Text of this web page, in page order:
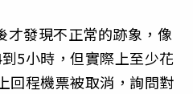
才發現不正常的跡象，像
5小時，但實際上至少花
回程機票被取消，詢問對